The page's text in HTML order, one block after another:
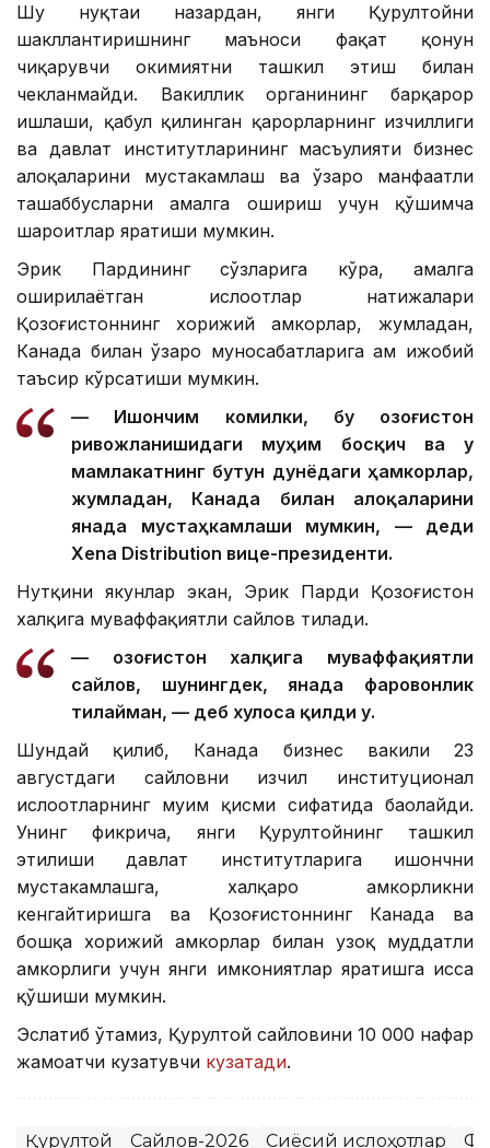
Шу нуқтаи назардан, янги Қурултойни
шакллантиришнинг маъноси фақат қонун
чиқарувчи ҳокимиятни ташкил этиш билан
чекланмайди. Вакиллик органининг барқарор
ишлаши, қабул қилинган қарорларнинг изчиллиги
ва давлат институтларининг масъулияти бизнес
алоқаларини мустаҳкамлаш ва ўзаро манфаатли
ташаббусларни амалга ошириш учун қўшимча
шароитлар яратиши мумкин.
Эрик Пардининг сўзларига кўра, амалга
оширилаётган ислоҳотлар натижалари
Қозоғистоннинг хорижий ҳамкорлар, жумладан,
Канада билан ўзаро муносабатларига ҳам ижобий
таъсир кўрсатиши мумкин.
— Ишончим комилки, бу Қозоғистон
ривожланишидаги муҳим босқич ва у
мамлакатнинг бутун дунёдаги ҳамкорлар,
жумладан, Канада билан алоқаларини
янада мустаҳкамлаши мумкин, — деди
Xena Distribution вице-президенти.
Нутқини якунлар экан, Эрик Парди Қозоғистон
халқига муваффақиятли сайлов тилади.
— Қозоғистон халқига муваффақиятли
сайлов, шунингдек, янада фаровонлик
тилайман, — деб хулоса қилди у.
Шундай қилиб, Канада бизнес вакили 23
августдаги сайловни изчил институционал
ислоҳотларнинг муҳим қисми сифатида баҳолайди.
Унинг фикрича, янги Қурултойнинг ташкил
этилиши давлат институтларига ишончни
мустаҳкамлашга, халқаро ҳамкорликни
кенгайтиришга ва Қозоғистоннинг Канада ва
бошқа хорижий ҳамкорлар билан узоқ муддатли
ҳамкорлиги учун янги имкониятлар яратишга ҳисса
қўшиши мумкин.
Эслатиб ўтамиз, Қурултой сайловини 10 000 нафар
жамоатчи кузатувчи кузатади.
Қурултой Сайлов-2026 Сиёсий ислоҳотлар